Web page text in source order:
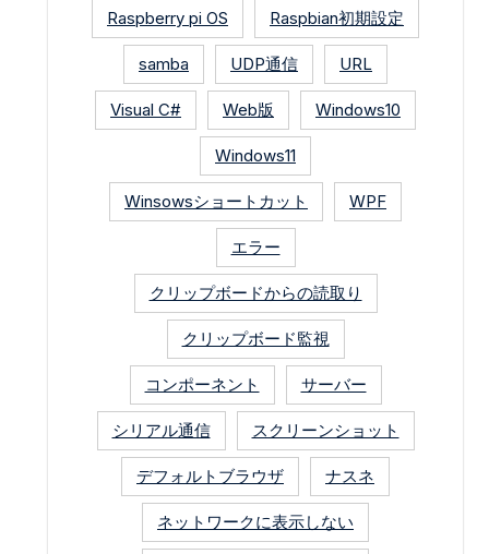
Raspberry pi OS Raspbian初期設定
samba UDP通信 URL
Visual C# Web版 Windows10
Windows11
Winsowsショートカット WPF
エラー
クリップボードからの読取り
クリップボード監視
コンポーネント サーバー
シリアル通信 スクリーンショット
デフォルトブラウザ ナスネ
ネットワークに表示しない